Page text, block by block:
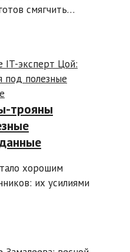
смягчить…
трояны
хорошим
их усилиями